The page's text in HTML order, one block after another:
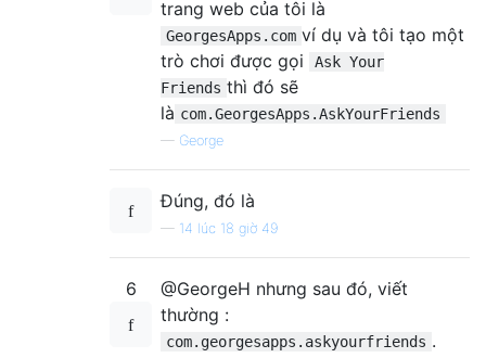
trang web của tôi là
GeorgesApps.com ví dụ và tôi tạo một
trò chơi được gọi
Ask Your
Friends thì đó sẽ
là com.GeorgesApps.AskYourFriends
— George
Đúng, đó là
— 14 lúc 18 giờ 49
6
@GeorgeH nhưng sau đó, viết
thường :
com.georgesapps.askyourfriends .